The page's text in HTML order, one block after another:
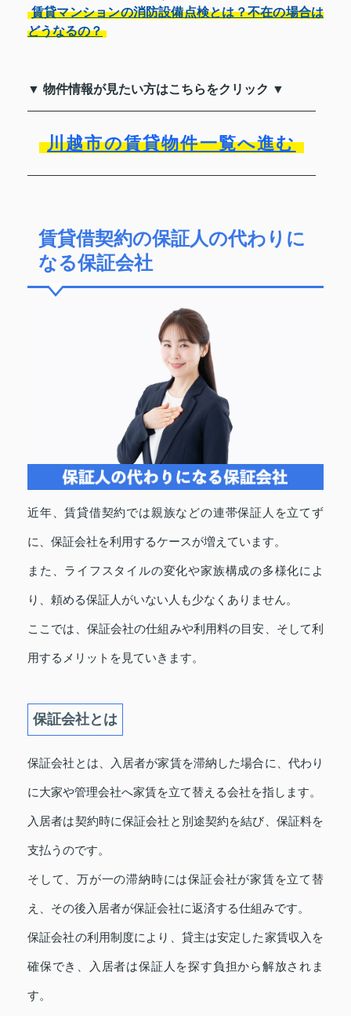
賃貸マンションの消防設備点検とは？不在の場合は
どうなるの？
▼ 物件情報が見たい方はこちらをクリック ▼
川越市の賃貸物件一覧へ進む
賃貸借契約の保証人の代わりに
なる保証会社
近年、賃貸借契約では親族などの連帯保証人を立てず
に、保証会社を利用するケースが増えています。
また、ライフスタイルの変化や家族構成の多様化によ
り、頼める保証人がいない人も少なくありません。
ここでは、保証会社の仕組みや利用料の目安、そして利
用するメリットを見ていきます。
保証会社とは
保証会社とは、入居者が家賃を滞納した場合に、代わり
に大家や管理会社へ家賃を立て替える会社を指します。
入居者は契約時に保証会社と別途契約を結び、保証料を
支払うのです。
そして、万が一の滞納時には保証会社が家賃を立て替
え、その後入居者が保証会社に返済する仕組みです。
保証会社の利用制度により、貸主は安定した家賃収入を
確保でき、入居者は保証人を探す負担から解放されま
す。